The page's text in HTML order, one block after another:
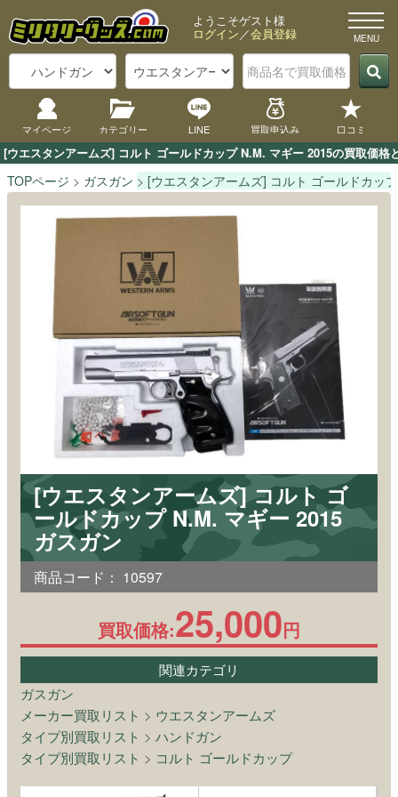
[ウエスタンアームズ] コルト ゴールドカップ N.M. マギー 2015の買取価
ようこそゲスト様
ログイン／会員登録
マイページ カテゴリー LINE 買取申込み 口コミ
TOPページ ガスガン [ウエスタンアームズ] コルト ゴールドカッ
[ウエスタンアームズ] コルト ゴ
ールドカップ N.M. マギー 2015
ガスガン
商品コード： 10597
買取価格:25,000円
関連カテゴリ
ガスガン
メーカー買取リスト > ウエスタンアームズ
タイプ別買取リスト > ハンドガン
タイプ別買取リスト > コルト ゴールドカップ